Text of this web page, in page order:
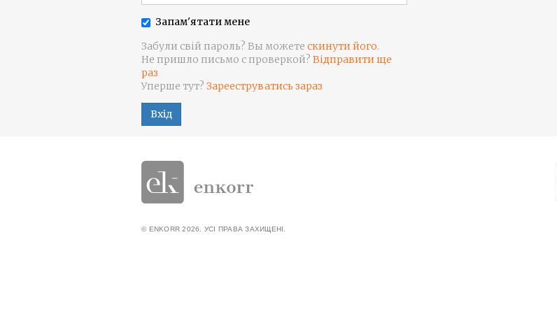
Запам'ятати мене
Забули свій пароль? Вы можете скинути його.
Не пришло письмо с проверкой? Відправити ще
раз
Уперше тут? Зарееструватись зараз
Вхід
© ENKORR 2026. УСІ ПРАВА ЗАХИЩЕНІ.